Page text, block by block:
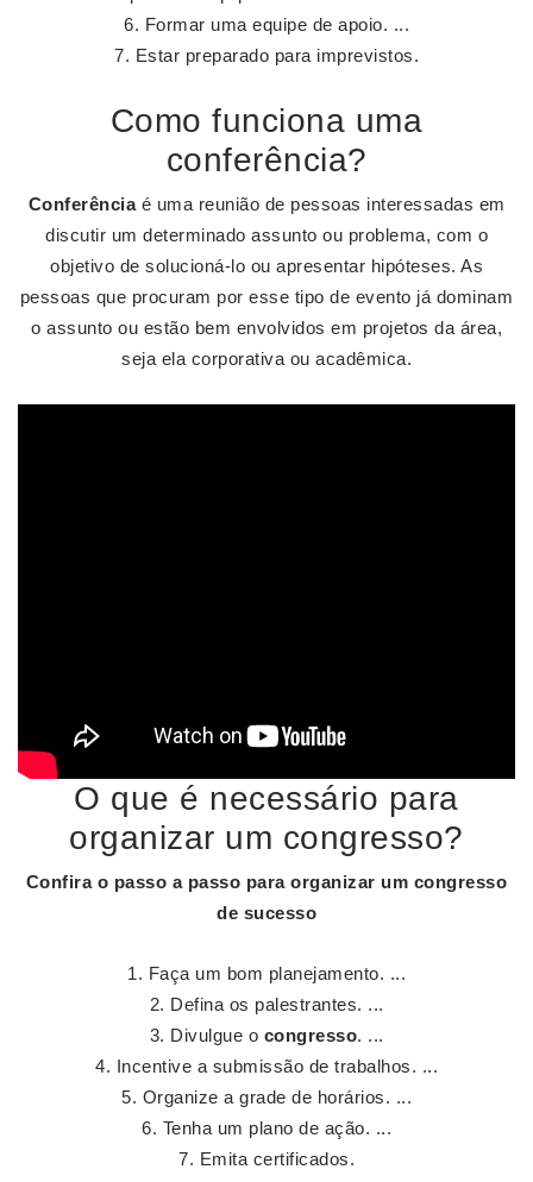
Formar uma equipe de apoio. ...
Estar preparado para imprevistos.
Como funciona uma
conferência?
Conferênciaé uma reunião de pessoas interessadas em
discutir um determinado assunto ou problema, com o
objetivo de solucioná-lo ou apresentar hipóteses. As
pessoas que procuram por esse tipo de evento já dominam
o assunto ou estão bem envolvidos em projetos da área,
seja ela corporativa ou acadêmica.
O que é necessário para
organizar um congresso?
Confira o passo a passo paraorganizar um congresso
de sucesso
Faça um bom planejamento. ...
Defina os palestrantes. ...
Divulgue o congresso. ...
Incentive a submissão de trabalhos. ...
Organize a grade de horários. ...
Tenha um plano de ação. ...
Emita certificados.